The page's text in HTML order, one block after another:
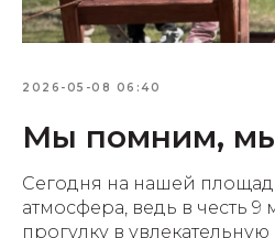
2026-05-08 06:40
Мы помним,
Сегодня на нашей
атмосфера, ведь в честь
прогулку в